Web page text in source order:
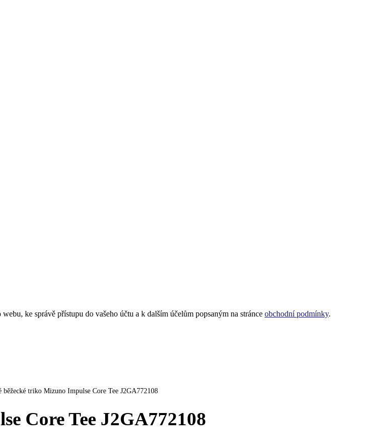
ke správě přístupu do vašeho účtu a k dalším účelům popsaným na stránce obchodní podmínky.
běžecké triko Mizuno Impulse Core Tee J2GA772108
Core Tee J2GA772108